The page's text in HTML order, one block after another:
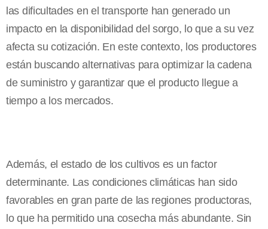
las dificultades en el transporte han generado un
impacto en la disponibilidad del sorgo, lo que a su vez
afecta su cotización. En este contexto, los productores
están buscando alternativas para optimizar la cadena
de suministro y garantizar que el producto llegue a
tiempo a los mercados.
Además, el estado de los cultivos es un factor
determinante. Las condiciones climáticas han sido
favorables en gran parte de las regiones productoras,
lo que ha permitido una cosecha más abundante. Sin